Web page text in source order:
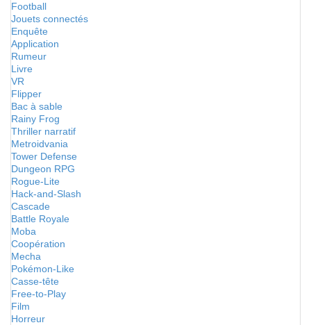
Football
Jouets connectés
Enquête
Application
Rumeur
Livre
VR
Flipper
Bac à sable
Rainy Frog
Thriller narratif
Metroidvania
Tower Defense
Dungeon RPG
Rogue-Lite
Hack-and-Slash
Cascade
Battle Royale
Moba
Coopération
Mecha
Pokémon-Like
Casse-tête
Free-to-Play
Film
Horreur